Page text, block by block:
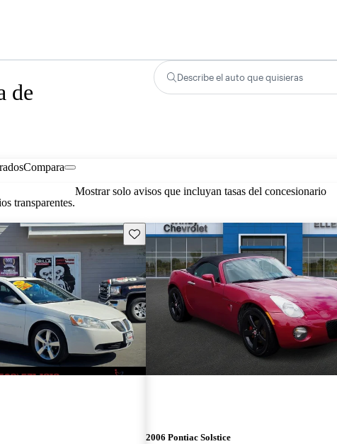
de
Describe el auto que quisieras
Compara
transparentes.
Mostrar solo avisos que incluyan tasas del concesionario
Guarda este Aviso
2006 Pontiac Solstice